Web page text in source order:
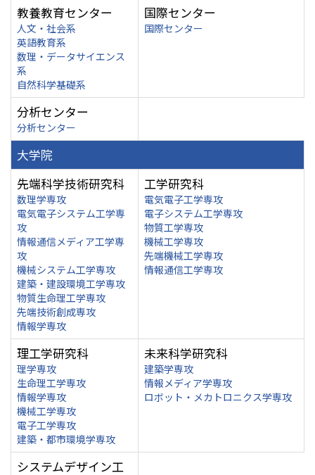
教養教育センター
人文・社会系
英語教育系
数理・データサイエンス
系
自然科学基礎系
国際センター
国際センター
分析センター
分析センター
大学院
先端科学技術研究科
数理学専攻
電気電子システム工学専
攻
情報通信メディア工学専
攻
機械システム工学専攻
建築・建設環境工学専攻
物質生命理工学専攻
先端技術創成専攻
情報学専攻
工学研究科
電気電子工学専攻
電子システム工学専攻
物質工学専攻
機械工学専攻
先端機械工学専攻
情報通信工学専攻
理工学研究科
理学専攻
生命理工学専攻
情報学専攻
機械工学専攻
電子工学専攻
建築・都市環境学専攻
未来科学研究科
建築学専攻
情報メディア学専攻
ロボット・メカトロニクス学専攻
システムデザイン工